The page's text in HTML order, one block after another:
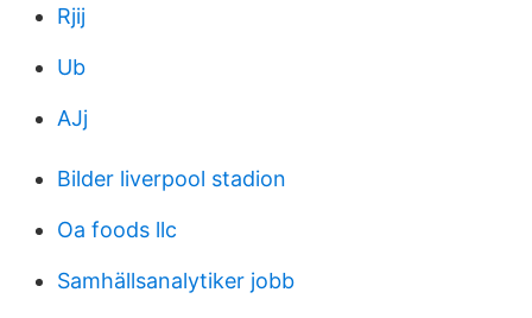
Rjij
Ub
AJj
Bilder liverpool stadion
Oa foods llc
Samhällsanalytiker jobb